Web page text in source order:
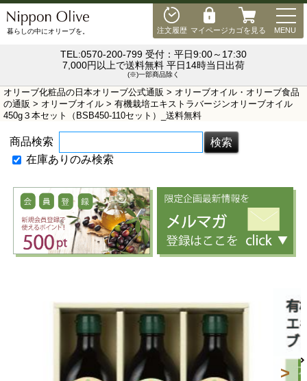
注文履歴 マイページカゴを見る MENU
暮らしの中にオリーブを。
TEL:0570-200-799 受付：平日9:00～17:30
7,000円以上で送料無料 平日14時当日出荷
(※)一部商品除く
オリーブ化粧品の日本オリーブ公式通販 > オリーブオイル・オリーブ食品
の通販 > オリーブオイル > 有機栽培エキストラバージンオリーブオイル
450g３本セット（BSB450-110セット）_送料無料
商品検索
在庫ありのみ検索